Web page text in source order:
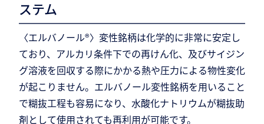
ステム
〈エルバノール®〉変性銘柄は化学的に非常に安定し
ており、アルカリ条件下での再けん化、及びサイジン
グ溶液を回収する際にかかる熱や圧力による物性変化
が起こりません。エルバノール変性銘柄を用いること
で糊抜工程も容易になり、水酸化ナトリウムが糊抜助
剤として使用されても再利用が可能です。